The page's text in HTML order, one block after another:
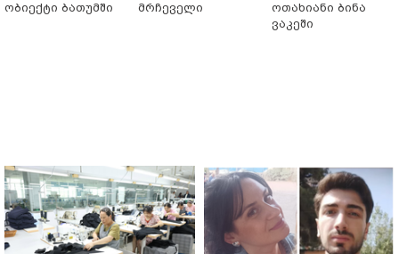
ობიექტი ბათუმში
მრჩეველი
ოთახიანი ბინა
ვაკეში